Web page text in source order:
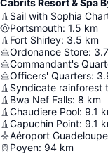
Cabrits Resort & Spa
Sail with Sophia
Portsmouth: 1.5 km
Fort Shirley: 3.5 km
Ordonance Store: 3.7
Commandant's
Officers' Quarters:
Syndicate rainforest
Bwa Nef Falls: 8 km
Chaudiere Pool: 9.1
Capuchin Point: 9.1
Aéroport
Poyen: 94 km